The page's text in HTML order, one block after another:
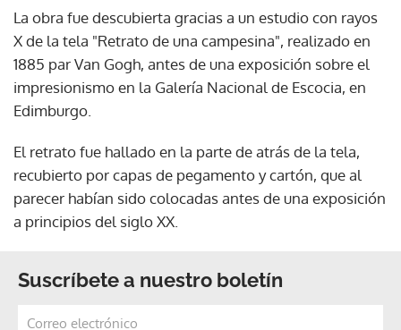
La obra fue descubierta gracias a un estudio con rayos
X de la tela "Retrato de una campesina", realizado en
1885 par Van Gogh, antes de una exposición sobre el
impresionismo en la Galería Nacional de Escocia, en
Edimburgo.
El retrato fue hallado en la parte de atrás de la tela,
recubierto por capas de pegamento y cartón, que al
parecer habían sido colocadas antes de una exposición
a principios del siglo XX.
Suscríbete a nuestro boletín